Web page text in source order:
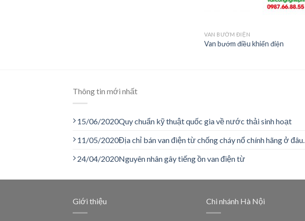
VAN BƯỚM ĐIỆN
Van bướm điều khiển điện
Thông tin mới nhất
15/06/2020Quy chuẩn kỹ thuật quốc gia về nước thải sinh hoạt
11/05/2020Địa chỉ bán van điện từ chống cháy nổ chính hãng ở đâu.
24/04/2020Nguyên nhân gây tiếng ồn van điện từ
Giới thiệu Chi nhánh Hà Nội